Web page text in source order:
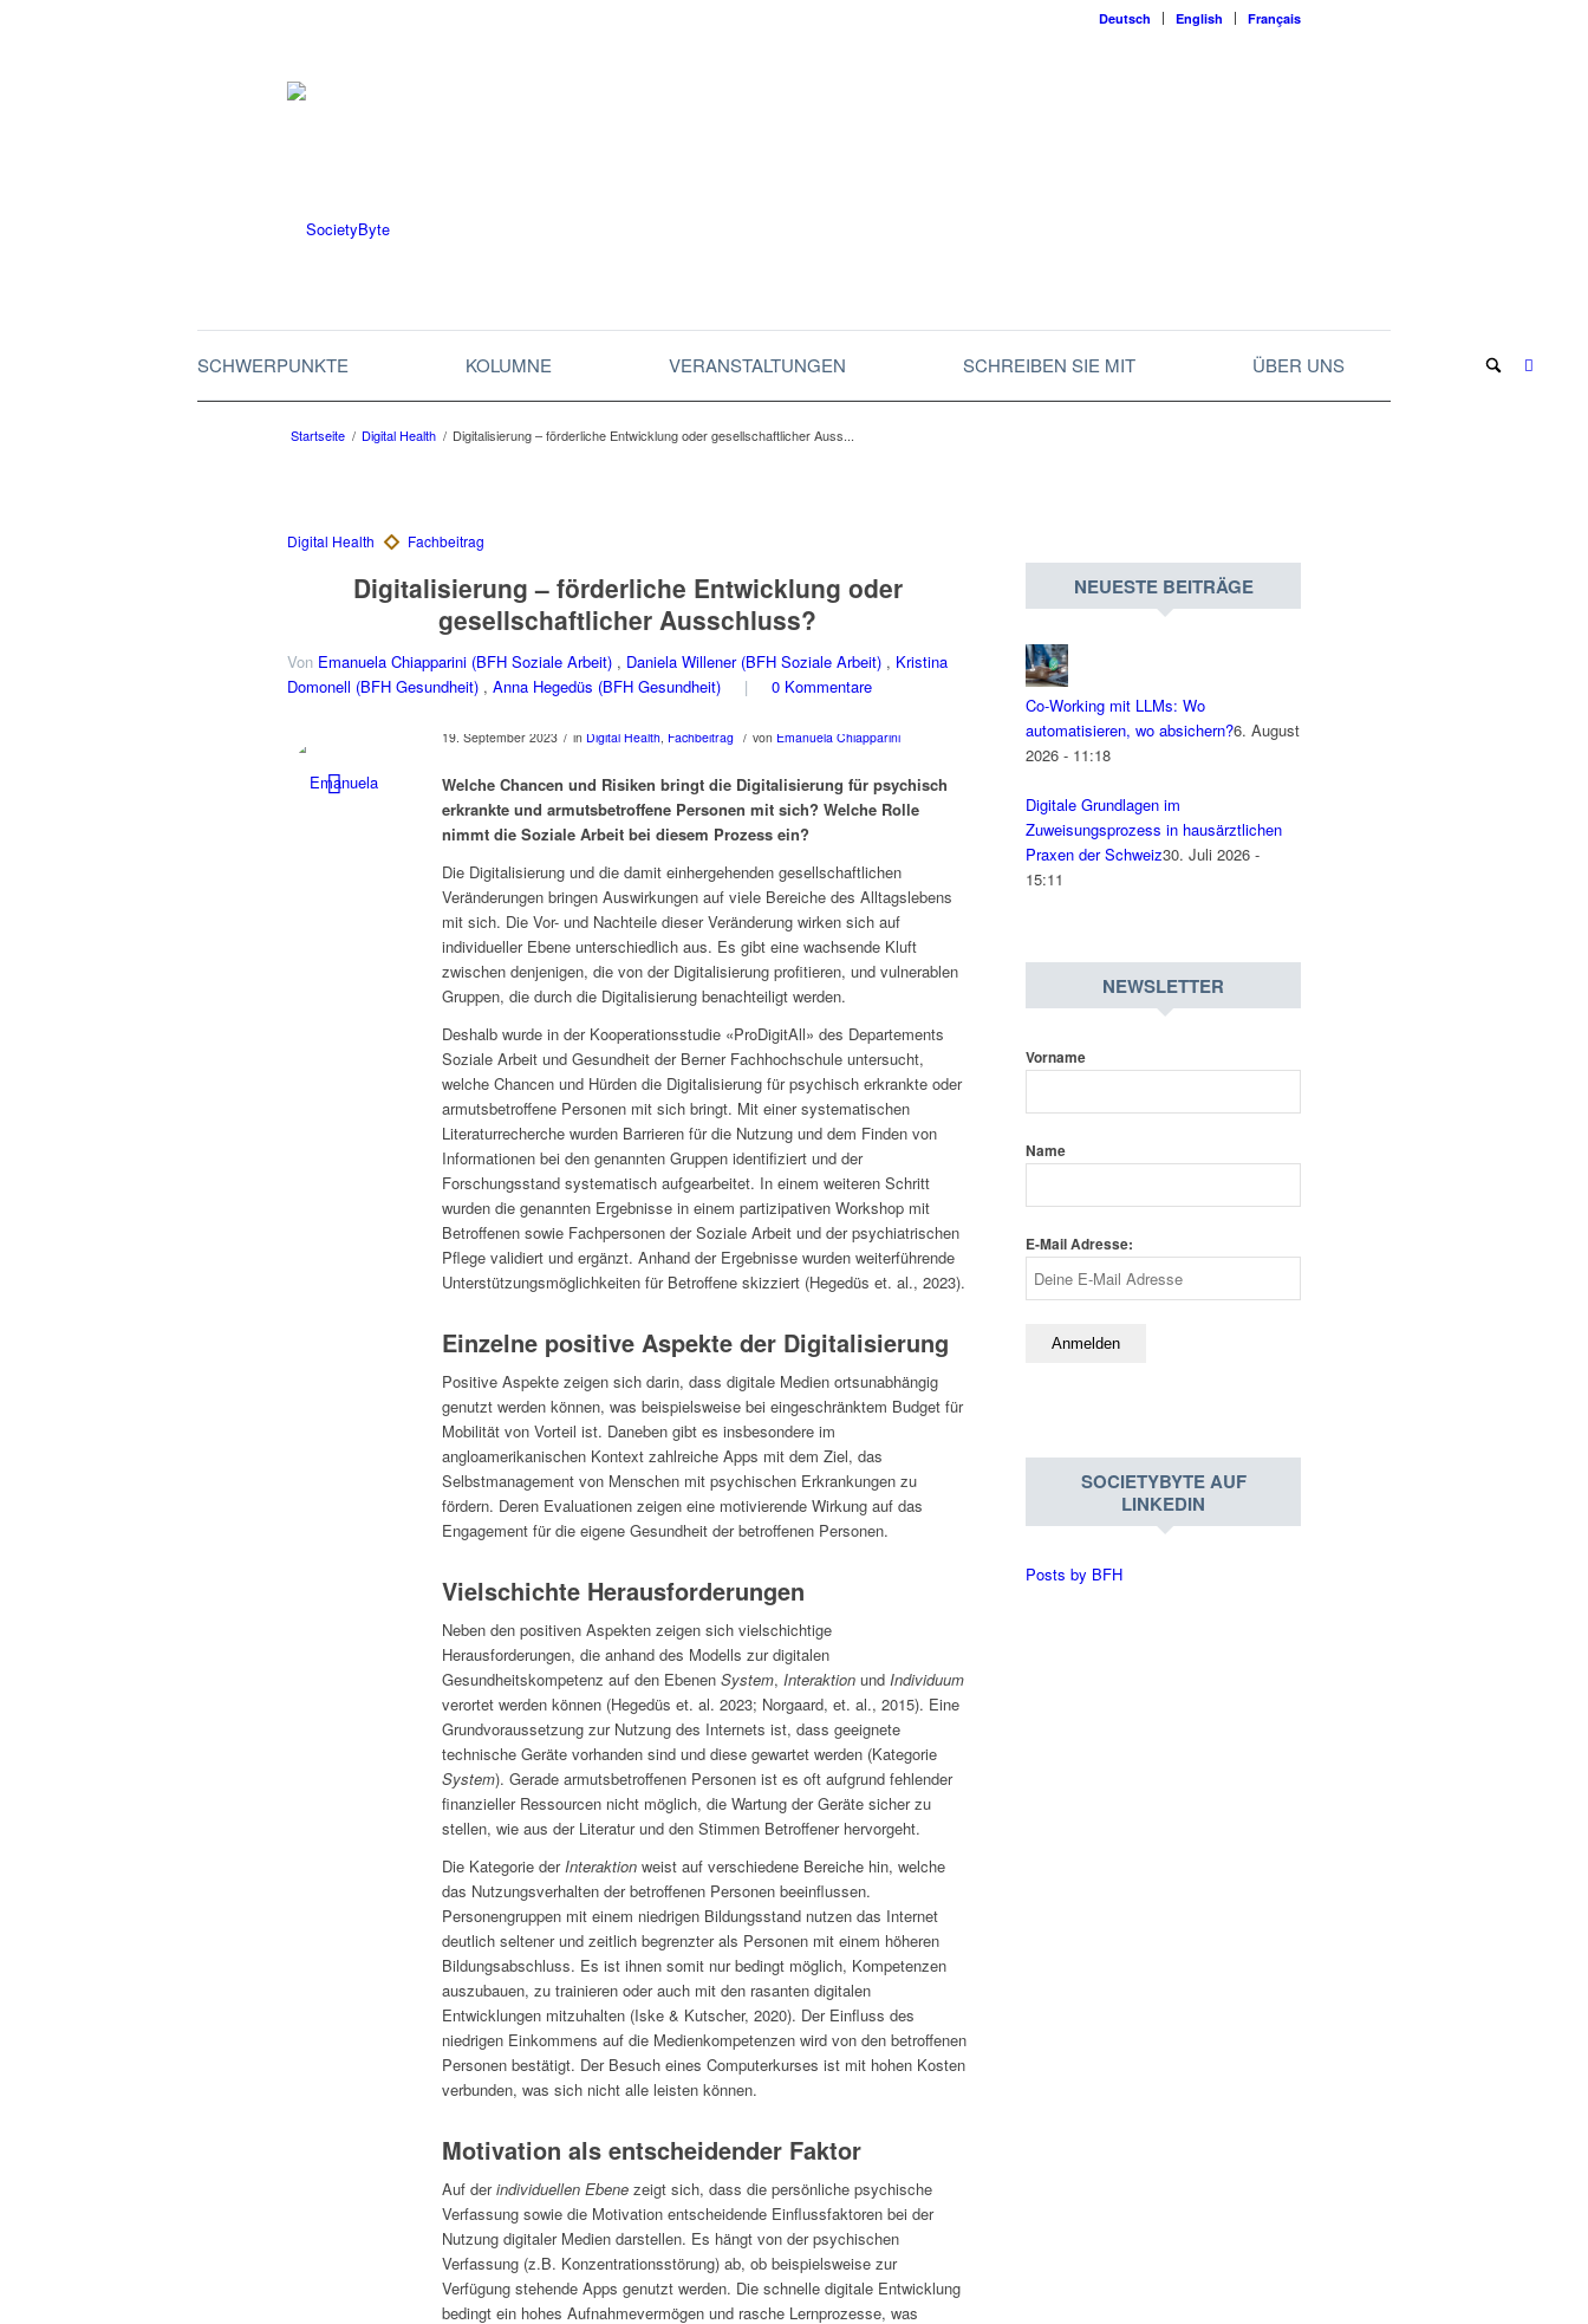
Deutsch English Français
SCHWERPUNKTE KOLUMNE VERANSTALTUNGEN SCHREIBEN SIE MIT ÜBER UNS
Startseite / Digital Health / Digitalisierung – förderliche Entwicklung oder gesellschaftlicher Auss...
Digitalisierung – förderliche Entwicklung oder
gesellschaftlicher Ausschluss?
Von Emanuela Chiapparini (BFH Soziale Arbeit) , Daniela Willener (BFH Soziale Arbeit) , Kristina
Domonell (BFH Gesundheit) , Anna Hegedüs (BFH Gesundheit) | 0 Kommentare
19. September 2023 / in Digital Health, Fachbeitrag / von Emanuela Chiapparini
Welche Chancen und Risiken bringt die Digitalisierung für psychisch
erkrankte und armutsbetroffene Personen mit sich? Welche Rolle
nimmt die Soziale Arbeit bei diesem Prozess ein?
Die Digitalisierung und die damit einhergehenden gesellschaftlichen
Veränderungen bringen Auswirkungen auf viele Bereiche des Alltagslebens
mit sich. Die Vor- und Nachteile dieser Veränderung wirken sich auf
individueller Ebene unterschiedlich aus. Es gibt eine wachsende Kluft
zwischen denjenigen, die von der Digitalisierung profitieren, und vulnerablen
Gruppen, die durch die Digitalisierung benachteiligt werden.
Deshalb wurde in der Kooperationsstudie «ProDigitAll» des Departements
Soziale Arbeit und Gesundheit der Berner Fachhochschule untersucht,
welche Chancen und Hürden die Digitalisierung für psychisch erkrankte oder
armutsbetroffene Personen mit sich bringt. Mit einer systematischen
Literaturrecherche wurden Barrieren für die Nutzung und dem Finden von
Informationen bei den genannten Gruppen identifiziert und der
Forschungsstand systematisch aufgearbeitet. In einem weiteren Schritt
wurden die genannten Ergebnisse in einem partizipativen Workshop mit
Betroffenen sowie Fachpersonen der Soziale Arbeit und der psychiatrischen
Pflege validiert und ergänzt. Anhand der Ergebnisse wurden weiterführende
Unterstützungsmöglichkeiten für Betroffene skizziert (Hegedüs et. al., 2023).
Einzelne positive Aspekte der Digitalisierung
Positive Aspekte zeigen sich darin, dass digitale Medien ortsunabhängig
genutzt werden können, was beispielsweise bei eingeschränktem Budget für
Mobilität von Vorteil ist. Daneben gibt es insbesondere im
angloamerikanischen Kontext zahlreiche Apps mit dem Ziel, das
Selbstmanagement von Menschen mit psychischen Erkrankungen zu
fördern. Deren Evaluationen zeigen eine motivierende Wirkung auf das
Engagement für die eigene Gesundheit der betroffenen Personen.
Vielschichte Herausforderungen
Neben den positiven Aspekten zeigen sich vielschichtige
Herausforderungen, die anhand des Modells zur digitalen
Gesundheitskompetenz auf den Ebenen System, Interaktionund Individuum
verortet werden können (Hegedüs et. al. 2023; Norgaard, et. al., 2015). Eine
Grundvoraussetzung zur Nutzung des Internets ist, dass geeignete
technische Geräte vorhanden sind und diese gewartet werden (Kategorie
System). Gerade armutsbetroffenen Personen ist es oft aufgrund fehlender
finanzieller Ressourcen nicht möglich, die Wartung der Geräte sicher zu
stellen, wie aus der Literatur und den Stimmen Betroffener hervorgeht.
Die Kategorie derInteraktionweist auf verschiedene Bereiche hin, welche
das Nutzungsverhalten der betroffenen Personen beeinflussen.
Personengruppen mit einem niedrigen Bildungsstand nutzen das Internet
deutlich seltener und zeitlich begrenzter als Personen mit einem höheren
Bildungsabschluss. Es ist ihnen somit nur bedingt möglich, Kompetenzen
auszubauen, zu trainieren oder auch mit den rasanten digitalen
Entwicklungen mitzuhalten (Iske & Kutscher, 2020). Der Einfluss des
niedrigen Einkommens auf die Medienkompetenzen wird von den betroffenen
Personen bestätigt. Der Besuch eines Computerkurses ist mit hohen Kosten
verbunden, was sich nicht alle leisten können.
Motivation als entscheidender Faktor
Auf derindividuellen Ebenezeigt sich, dass die persönliche psychische
Verfassung sowie die Motivation entscheidende Einflussfaktoren bei der
Nutzung digitaler Medien darstellen. Es hängt von der psychischen
Verfassung (z.B. Konzentrationsstörung) ab, ob beispielsweise zur
Verfügung stehende Apps genutzt werden. Die schnelle digitale Entwicklung
bedingt ein hohes Aufnahmevermögen und rasche Lernprozesse, was
NEUESTE BEITRÄGE
Co-Working mit LLMs: Wo
automatisieren, wo absichern?6. August
2026 - 11:18
Digitale Grundlagen im
Zuweisungsprozess in hausärztlichen
Praxen der Schweiz30. Juli 2026 -
15:11
NEWSLETTER
Vorname
Name
E-Mail Adresse:
SOCIETYBYTE AUF
LINKEDIN
Posts by BFH